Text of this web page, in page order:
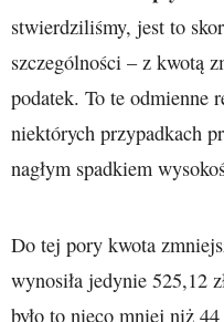
stwierdziliśmy, jest to
szczególności – z kwotą
podatek. To te odmienne
niektórych przypadkach
nagłym spadkiem
Do tej pory kwota
wynosiła jedynie 525,12
było to nieco mniej niż 44